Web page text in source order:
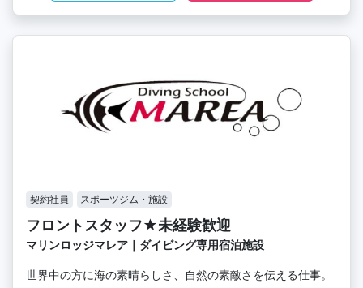
契約社員 スポーツジム・施設
フロントスタッフ★未経験歓迎
マリンロッジマレア｜ダイビング専用宿泊施設
世界中の方に海の素晴らしさ、自然の素敵さを伝える仕事。